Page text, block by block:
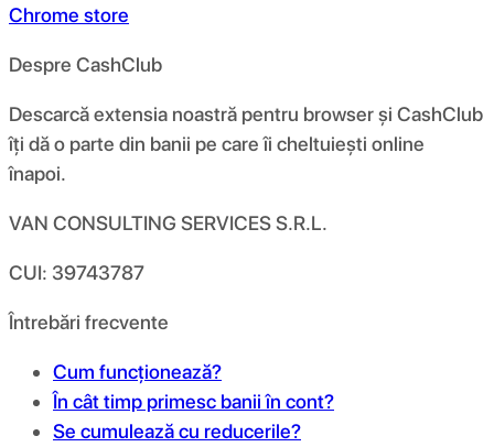
Chrome store
Despre CashClub
Descarcă extensia noastră pentru browser și CashClub
îți dă o parte din banii pe care îi cheltuiești online
înapoi.
VAN CONSULTING SERVICES S.R.L.
CUI: 39743787
Întrebări frecvente
Cum funcționează?
În cât timp primesc banii în cont?
Se cumulează cu reducerile?